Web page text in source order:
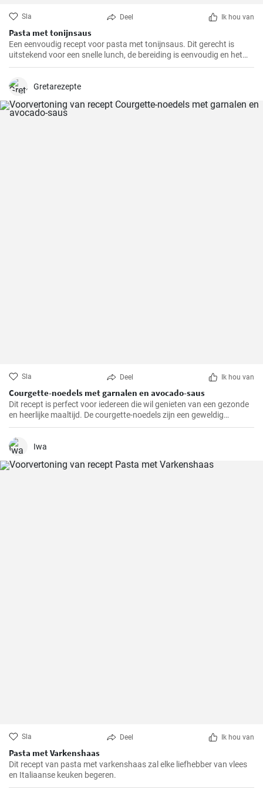
Sla Deel Ik hou van
Pasta met tonijnsaus
Een eenvoudig recept voor pasta met tonijnsaus. Dit gerecht is
uitstekend voor een snelle lunch, de bereiding is eenvoudig en het
resultaat uitstekend.
Gretarezepte
Sla Deel Ik hou van
Courgette-noedels met garnalen en avocado-saus
Dit recept is perfect voor iedereen die wil genieten van een gezonde
en heerlijke maaltijd. De courgette-noedels zijn een geweldig
alternatief voor traditionele pasta, terwijl de garnalen en de
avocado-saus een verfrissende en bevredigende smaak toevoegen.
Iwa
Sla Deel Ik hou van
Pasta met Varkenshaas
Dit recept van pasta met varkenshaas zal elke liefhebber van vlees
en Italiaanse keuken begeren.